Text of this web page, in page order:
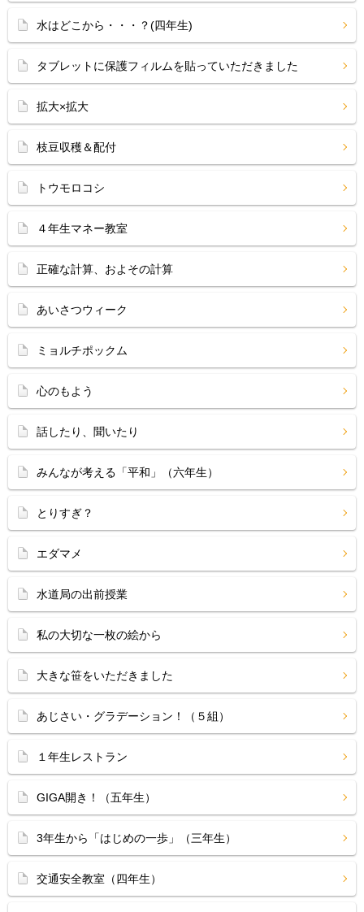
水はどこから・・・？(四年生)
タブレットに保護フィルムを貼っていただきました
拡大×拡大
枝豆収穫＆配付
トウモロコシ
４年生マネー教室
正確な計算、およその計算
あいさつウィーク
ミョルチポックム
心のもよう
話したり、聞いたり
みんなが考える「平和」（六年生）
とりすぎ？
エダマメ
水道局の出前授業
私の大切な一枚の絵から
大きな笹をいただきました
あじさい・グラデーション！（５組）
１年生レストラン
GIGA開き！（五年生）
3年生から「はじめの一歩」（三年生）
交通安全教室（四年生）